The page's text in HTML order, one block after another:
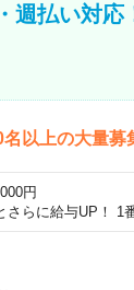
払い対応
以上の大量
円
らに給与UP！ 1